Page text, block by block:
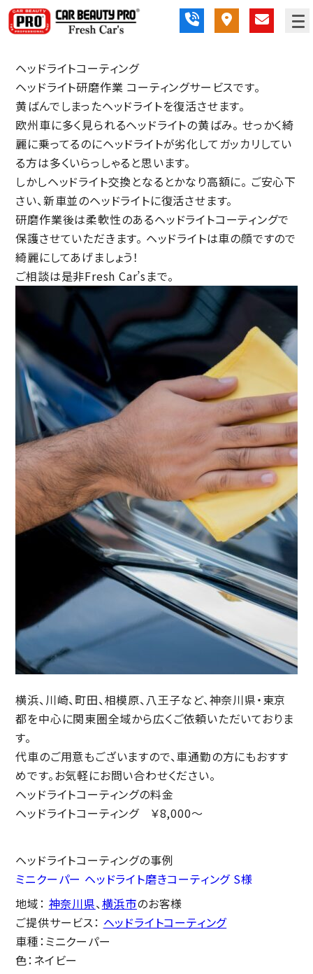
ヘッドライトコーティング
ヘッドライト研磨作業 コーティングサービスです。
黄ばんでしまったヘッドライトを復活させます。
欧州車に多く見られるヘッドライトの黄ばみ。 せっかく綺
麗に乗ってるのにヘッドライトが劣化してガッカリしてい
る方は多くいらっしゃると思います。
しかしヘッドライト交換となるとかなり高額に。 ご安心下
さい、新車並のヘッドライトに復活させます。
研磨作業後は柔軟性のあるヘッドライトコーティングで
保護させていただきます。 ヘッドライトは車の顔ですので
綺麗にしてあげましょう！
ご相談は是非Fresh Car’sまで。
横浜、川崎、町田、相模原、八王子など、神奈川県・東京
都を中心に関東圏全域から広くご依頼いただいておりま
す。
代車のご用意もございますので、車通勤の方にもおすす
めです。お気軽にお問い合わせください。
ヘッドライトコーティングの料金
ヘッドライトコーティング ￥8,000～
ヘッドライトコーティングの事例
ミニクーパー ヘッドライト磨きコーティング S様
地域： 神奈川県、横浜市のお客様
ご提供サービス： ヘッドライトコーティング
車種：ミニクーパー
色：ネイビー